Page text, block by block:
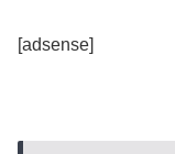
[adsense]